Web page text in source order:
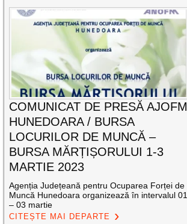
COMUNICAT DE PRESĂ AJOFM
HUNEDOARA / BURSA
LOCURILOR DE MUNCĂ –
BURSA MĂRȚIȘORULUI 1-3
MARTIE 2023
Agenția Județeană pentru Ocuparea Forței de
Muncă Hunedoara organizează în intervalul 01
– 03 martie
CITEȘTE MAI DEPARTE